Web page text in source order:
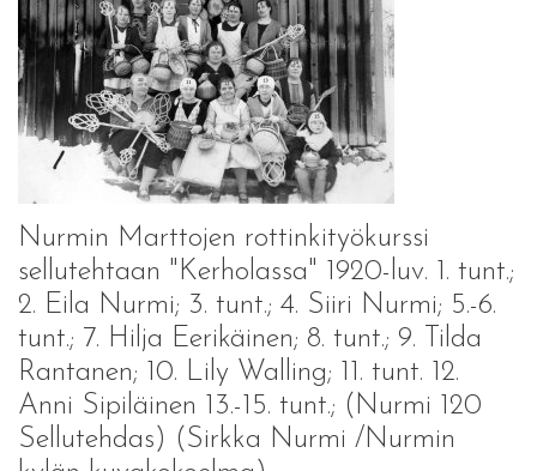
Nurmin Marttojen rottinkityökurssi
sellutehtaan "Kerholassa" 1920-luv. 1. tunt.;
2. Eila Nurmi; 3. tunt.; 4. Siiri Nurmi; 5.-6.
tunt.; 7. Hilja Eerikäinen; 8. tunt.; 9. Tilda
Rantanen; 10. Lily Walling; 11. tunt. 12.
Anni Sipiläinen 13.-15. tunt.; (Nurmi 120
Sellutehdas) (Sirkka Nurmi /Nurmin